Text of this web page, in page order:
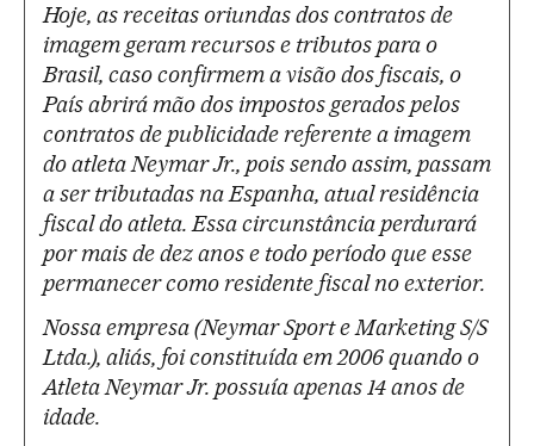
Hoje, as receitas oriundas dos contratos de
imagem geram recursos e tributos para o
Brasil, caso confirmem a visão dos fiscais, o
País abrirá mão dos impostos gerados pelos
contratos de publicidade referente a imagem
do atleta Neymar Jr., pois sendo assim, passam
a ser tributadas na Espanha, atual residência
fiscal do atleta. Essa circunstância perdurará
por mais de dez anos e todo período que esse
permanecer como residente fiscal no exterior.
Nossa empresa (Neymar Sport e Marketing S/S
Ltda.), aliás, foi constituída em 2006 quando o
Atleta Neymar Jr. possuía apenas 14 anos de
idade.